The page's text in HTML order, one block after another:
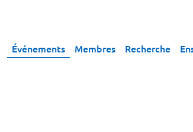
Événements Membres Recherche